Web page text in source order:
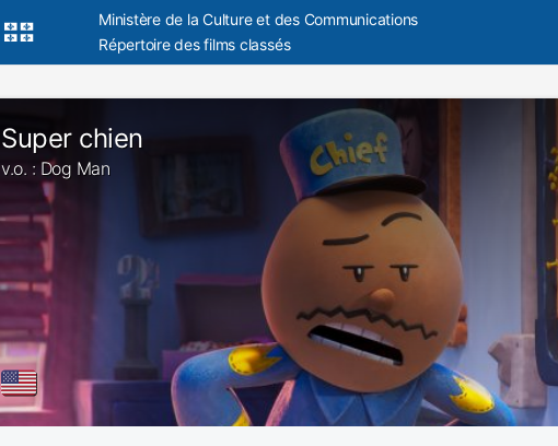
Ministère de la Culture et des Communications
Répertoire des films classés
Super chien
v.o. : Dog Man